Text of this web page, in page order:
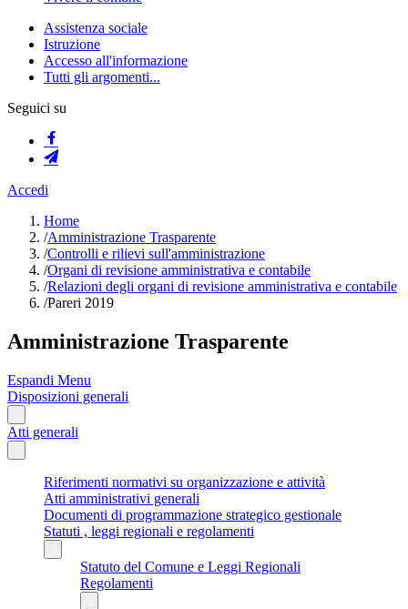
Assistenza sociale
Istruzione
Accesso all'informazione
Tutti gli argomenti...
Seguici su
Accedi
Home
/Amministrazione Trasparente
/Controlli e rilievi sull'amministrazione
/Organi di revisione amministrativa e contabile
/Relazioni degli organi di revisione amministrativa e contabile
/Pareri 2019
Amministrazione Trasparente
Espandi Menu
Disposizioni generali
Atti generali
Riferimenti normativi su organizzazione e attività
Atti amministrativi generali
Documenti di programmazione strategico gestionale
Statuti , leggi regionali e regolamenti
Statuto del Comune e Leggi Regionali
Regolamenti